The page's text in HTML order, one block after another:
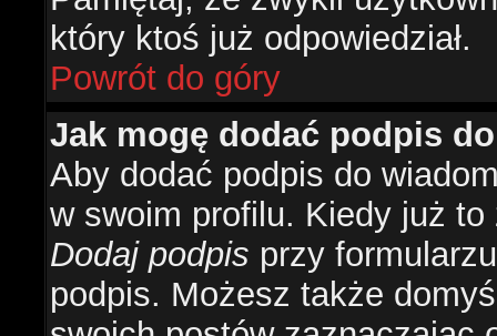
który ktoś już odpowiedział.
Powrót do góry
Jak mogę dodać podpis
Aby dodać podpis do
w swoim profilu. Kiedy już
Dodaj podpis przy
podpis. Możesz także